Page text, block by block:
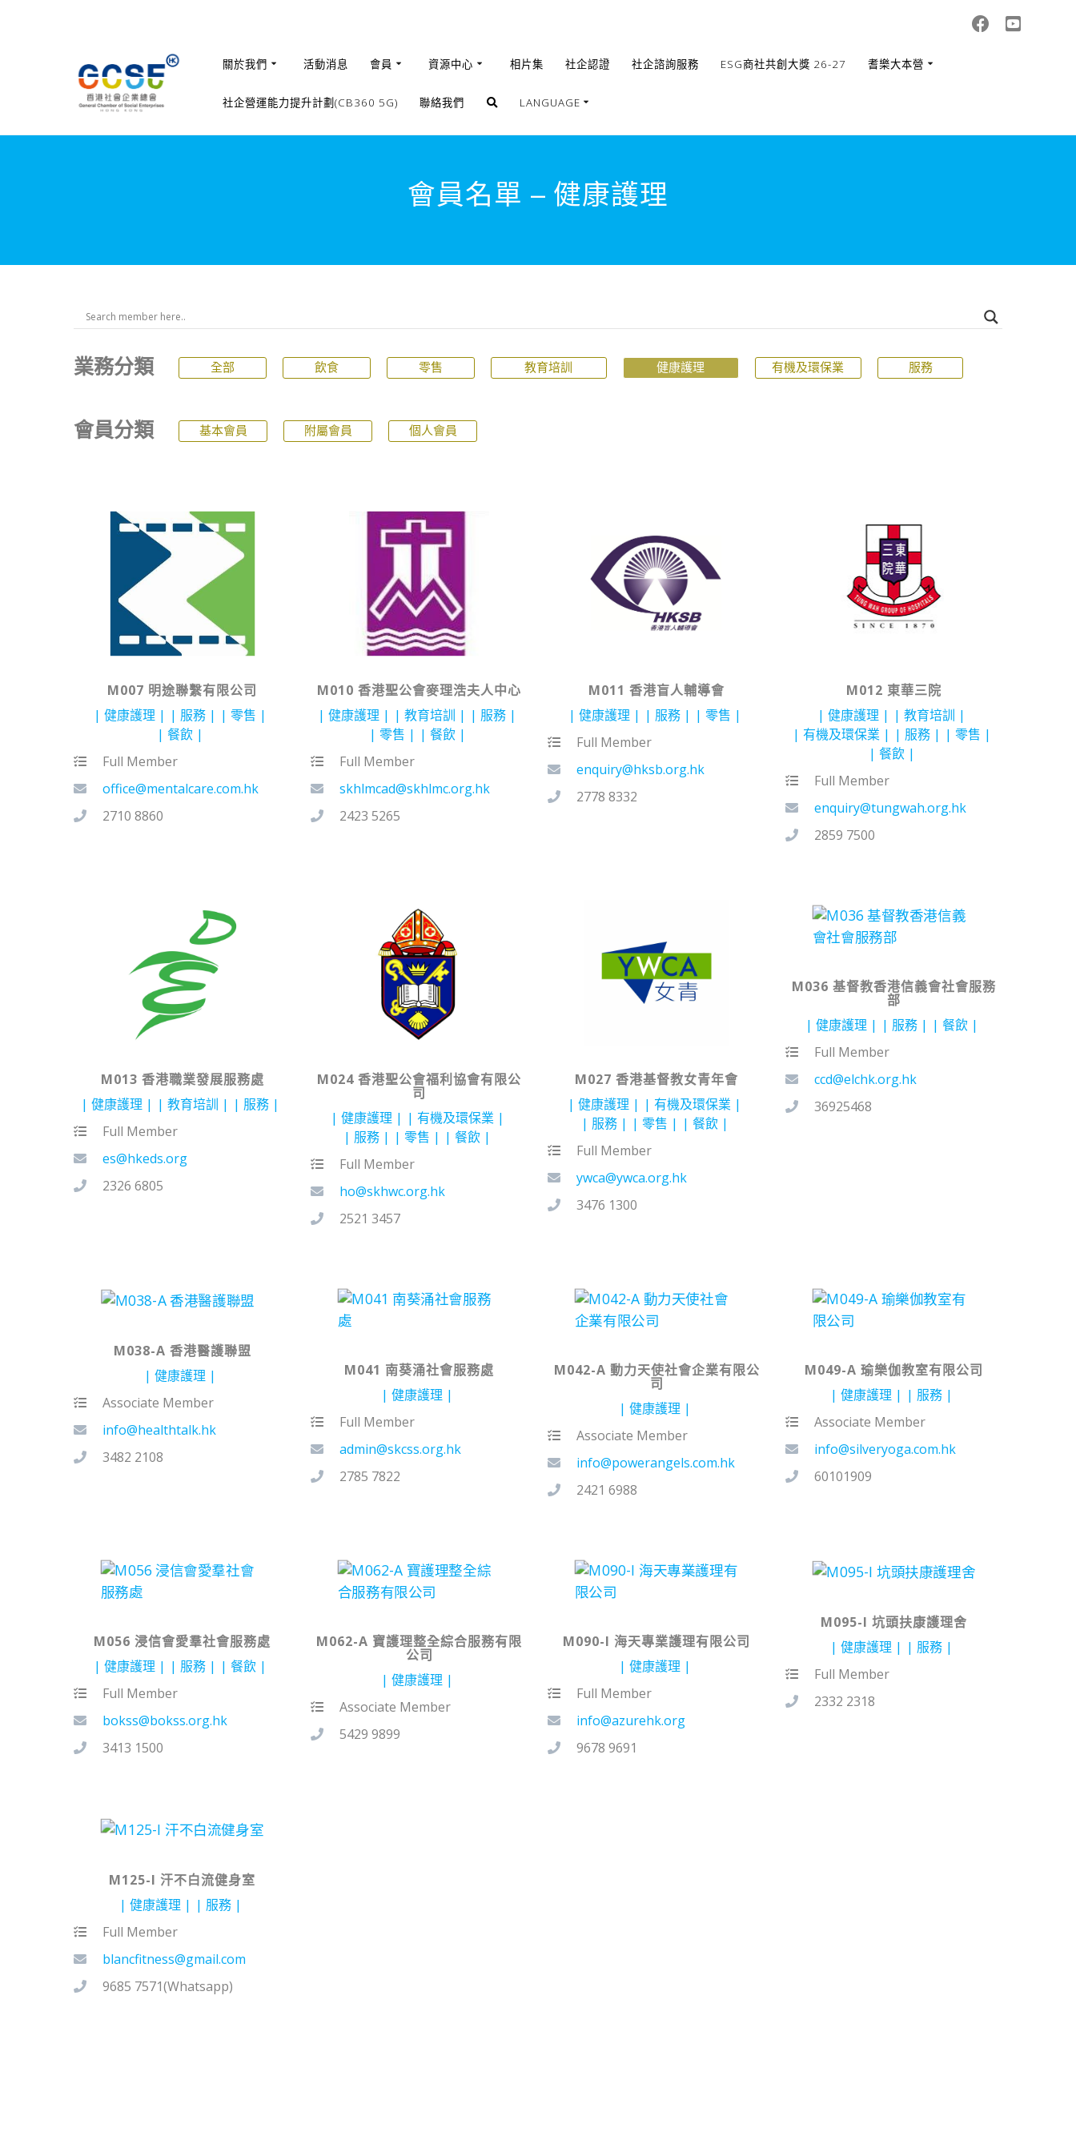
關於我們 活動消息 會員 資源中心 相片集 社企認證 社企諮詢服務 ESG商社共創大獎 26-27 耆樂大本營
社企營運能力提升計劃(CB360 5G) 聯絡我們 LANGUAGE
繁體
English
會員名單 – 健康護理
業務分類 全部 飲食 零售 教育培訓 健康護理 有機及環保業 服務
會員分類 基本會員 附屬會員 個人會員
M007 明途聯繫有限公司
健康護理
服務
零售
餐飲
Full Member
office@mentalcare.com.hk
2710 8860
M010 香港聖公會麥理浩夫人中心
健康護理
教育培訓
服務
零售
餐飲
Full Member
skhlmcad@skhlmc.org.hk
2423 5265
M011 香港盲人輔導會
健康護理
服務
零售
Full Member
enquiry@hksb.org.hk
2778 8332
M012 東華三院
健康護理
教育培訓
有機及環保業
服務
零售
餐飲
Full Member
enquiry@tungwah.org.hk
2859 7500
M013 香港職業發展服務處
健康護理
教育培訓
服務
Full Member
es@hkeds.org
2326 6805
M024 香港聖公會福利協會有限公
司
健康護理
有機及環保業
服務
零售
餐飲
Full Member
ho@skhwc.org.hk
2521 3457
M027 香港基督教女青年會
健康護理
有機及環保業
服務
零售
餐飲
Full Member
ywca@ywca.org.hk
3476 1300
M036 基督教香港信義會社會服務
部
健康護理
服務
餐飲
Full Member
ccd@elchk.org.hk
36925468
M038-A 香港醫護聯盟
健康護理
Associate Member
info@healthtalk.hk
3482 2108
M041 南葵涌社會服務處
健康護理
Full Member
admin@skcss.org.hk
2785 7822
M042-A 動力天使社會企業有限公
司
健康護理
Associate Member
info@powerangels.com.hk
2421 6988
M049-A 瑜樂伽教室有限公司
健康護理
服務
Associate Member
info@silveryoga.com.hk
60101909
M056 浸信會愛羣社會服務處
健康護理
服務
餐飲
Full Member
bokss@bokss.org.hk
3413 1500
M062-A 寶護理整全綜合服務有限
公司
健康護理
Associate Member
5429 9899
M090-I 海天專業護理有限公司
健康護理
Full Member
info@azurehk.org
9678 9691
M095-I 坑頭扶康護理舍
健康護理
服務
Full Member
2332 2318
M125-I 汗不白流健身室
健康護理
服務
Full Member
blancfitness@gmail.com
9685 7571(Whatsapp)